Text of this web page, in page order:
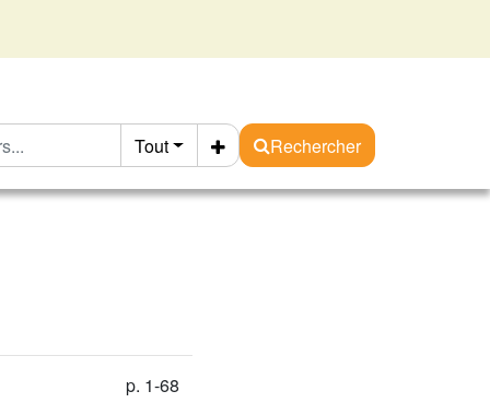
Tout Rechercher
p. 1-68